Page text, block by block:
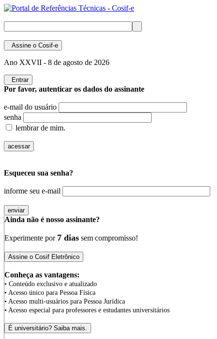
Assine o Cosif-e
Ano XXVII - 8 de agosto de 2026
Entrar
Por favor, autenticar os dados do assinante
e-mail do usuário
senha
lembrar de mim.
Esqueceu sua senha?
informe seu e-mail
Ainda não é nosso assinante?
Experimente por 7 dias sem compromisso!
Conheça as vantagens:
• Conteúdo exclusivo e atualizado
• Acesso único para Pessoa Física
• Acesso multi-usuários para Pessoa Jurídica
• Acesso especial para professores e estudantes universitários